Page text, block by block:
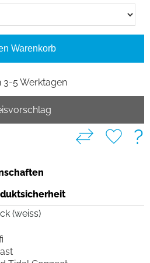
3-5 Werktagen
Warenkorb
?
(weiss)